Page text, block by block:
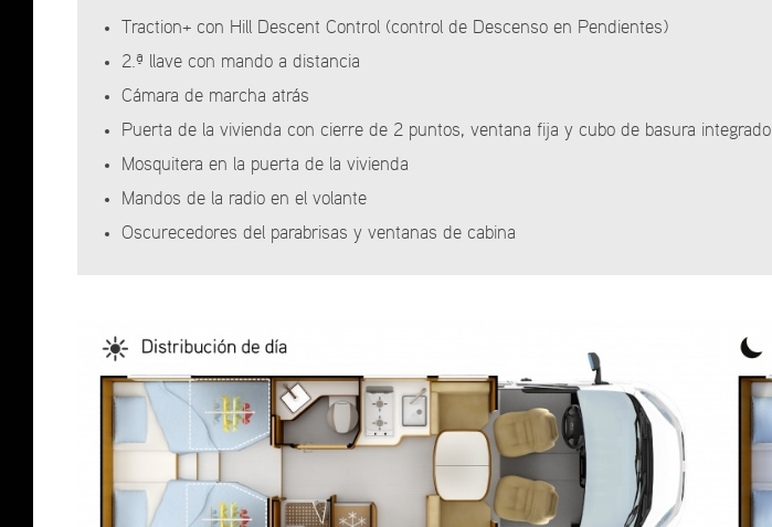
Traction+ con Hill Descent Control (control de Descenso en Pendientes)
2.ª llave con mando a distancia
Cámara de marcha atrás
Puerta de la vivienda con cierre de 2 puntos, ventana fija y cubo de basura integrado
Mosquitera en la puerta de la vivienda
Mandos de la radio en el volante
Oscurecedores del parabrisas y ventanas de cabina